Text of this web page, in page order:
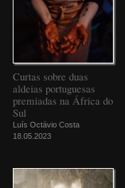
Curtas sobre duas
aldeias portuguesas
premiadas na África do
Sul
Luís Octávio Costa
18.05.2023